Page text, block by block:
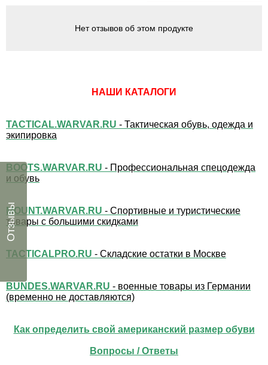
Нет отзывов об этом продукте
НАШИ КАТАЛОГИ
TACTICAL.WARVAR.RU - Тактическая обувь, одежда и
экипировка
BOOTS.WARVAR.RU - Профессиональная спецодежда
и обувь
MOUNT.WARVAR.RU - Спортивные и туристические
товары с большими скидками
TACTICALPRO.RU - Складские остатки в Москве
BUNDES.WARVAR.RU - военные товары из Германии
(временно не доставляются)
Как определить свой американский размер обуви
Вопросы / Ответы
Отзывы